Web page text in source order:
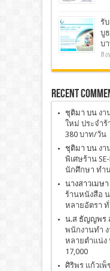
รั
บู
บ
สิง
Recent
ชุติมา บน งา
ใหม่ ประจำร้
380 บาท/วัน
ชุติมา บน งา
พิเศษร้าน
นักศึกษา ทำ
นางสาวเมษ
ร้านหนังสือ
หลายอัตรา ทั่
น.ส ธัญญพร
พนักงานทำ ง
หลายตำแน่ง
17,000
ศิริพร แก้วเพ็